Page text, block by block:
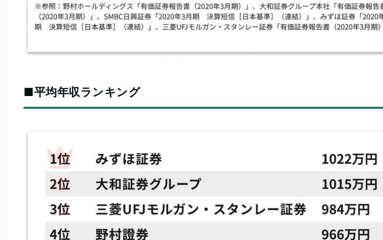
■平均年収ランキング